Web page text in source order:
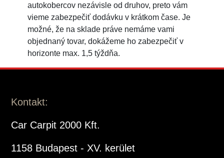
autokobercov nezávisle od druhov, preto vám
vieme zabezpečiť dodávku v krátkom čase. Je
možné, že na sklade práve nemáme vami
objednaný tovar, dokážeme ho zabezpečiť v
horizonte max. 1,5 týždňa.
Kontakt:
Car Carpit 2000 Kft.
1158 Budapest - XV. kerület